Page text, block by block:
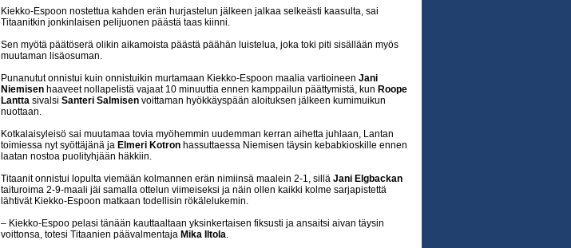
Kiekko-Espoon nostettua kahden erän hurjastelun jälkeen jalkaa selkeästi kaasulta, sai
Titaanitkin jonkinlaisen pelijuonen päästä taas kiinni.
Sen myötä päätöserä olikin aikamoista päästä päähän luistelua, joka toki piti sisällään myös
muutaman lisäosuman.
Punanutut onnistui kuin onnistuikin murtamaan Kiekko-Espoon maalia vartioineen Jani
Niemisen haaveet nollapelistä vajaat 10 minuuttia ennen kamppailun päättymistä, kun Roope
Lantta sivalsi Santeri Salmisen voittaman hyökkäyspään aloituksen jälkeen kumimuikun
nuottaan.
Kotkalaisyleisö sai muutamaa tovia myöhemmin uudemman kerran aihetta juhlaan, Lantan
toimiessa nyt syöttäjänä ja Elmeri Kotron hassuttaessa Niemisen täysin kebabkioskille ennen
laatan nostoa puolityhjään häkkiin.
Titaanit onnistui lopulta viemään kolmannen erän nimiinsä maalein 2-1, sillä Jani Elgbackan
taituroima 2-9-maali jäi samalla ottelun viimeiseksi ja näin ollen kaikki kolme sarjapistettä
lähtivät Kiekko-Espoon matkaan todellisin rökälelukemin.
– Kiekko-Espoo pelasi tänään kauttaaltaan yksinkertaisen fiksusti ja ansaitsi aivan täysin
voittonsa, totesi Titaanien päävalmentaja Mika Iltola.